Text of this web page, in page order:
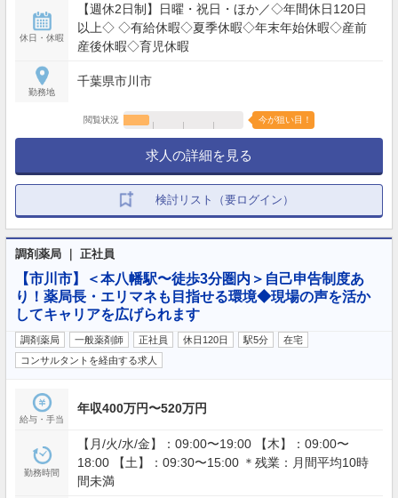
月平均10時間（3月・12月…月平均20時間）
休日・休暇
【週休2日制】日曜・祝日・ほか／◇年間休日120日
以上◇ ◇有給休暇◇夏季休暇◇年末年始休暇◇産前
産後休暇◇育児休暇
勤務地
千葉県市川市
閲覧状況 今が狙い目！
求人の詳細を見る
検討リスト（要ログイン）
調剤薬局 ｜ 正社員
【市川市】＜本八幡駅〜徒歩3分圏内＞自己申告制度あ
り！薬局長・エリマネも目指せる環境◆現場の声を活か
してキャリアを広げられます
調剤薬局 一般薬剤師 正社員 休日120日 駅5分
在宅
コンサルタントを経由する求人
給与・手当
年収400万円〜520万円
勤務時間
【月/火/水/金】：09:00〜19:00 【木】：09:00〜
18:00 【土】：09:30〜15:00 ＊残業：月間平均10時
間未満